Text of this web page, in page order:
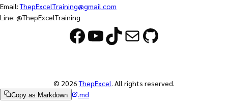
Email:ThepExcelTraining@gmail.com
Line: @ThepExcelTraining
Facebook YouTube TikTok Mail GitHub
© 2026ThepExcel. All rights reserved.
Copy as Markdown .md